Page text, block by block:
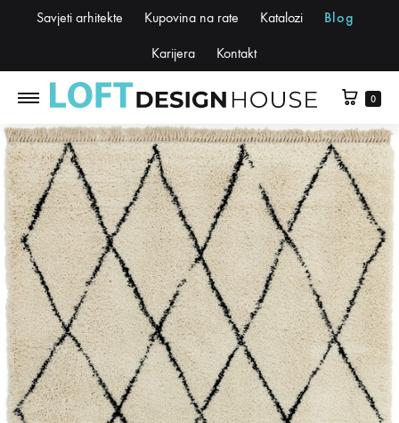
Savjeti arhitekte Kupovina na rate Katalozi Blog
Karijera Kontakt
0